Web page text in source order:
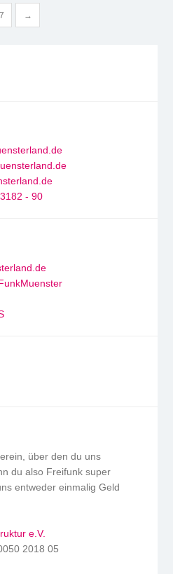
→
- 90
über den du uns
du also Freifunk super
entweder einmalig Geld
e.V.
2018 05